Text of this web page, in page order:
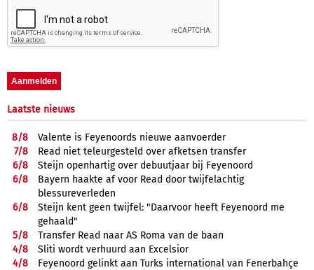
Laatste nieuws
8/8
Valente is Feyenoords nieuwe aanvoerder
7/8
Read niet teleurgesteld over afketsen transfer
6/8
Steijn openhartig over debuutjaar bij Feyenoord
6/8
Bayern haakte af voor Read door twijfelachtig
blessureverleden
6/8
Steijn kent geen twijfel: "Daarvoor heeft Feyenoord me
gehaald"
5/8
Transfer Read naar AS Roma van de baan
4/8
Sliti wordt verhuurd aan Excelsior
4/8
Feyenoord gelinkt aan Turks international van Fenerbahçe